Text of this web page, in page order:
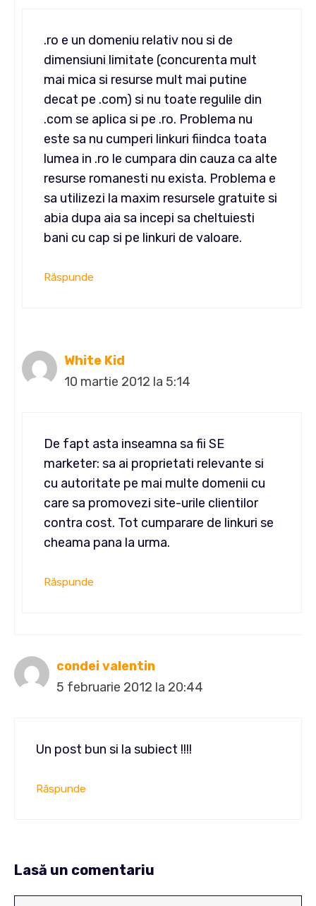
.ro e un domeniu relativ nou si de
dimensiuni limitate (concurenta mult
mai mica si resurse mult mai putine
decat pe .com) si nu toate regulile din
.com se aplica si pe .ro. Problema nu
este sa nu cumperi linkuri fiindca toata
lumea in .ro le cumpara din cauza ca alte
resurse romanesti nu exista. Problema e
sa utilizezi la maxim resursele gratuite si
abia dupa aia sa incepi sa cheltuiesti
bani cu cap si pe linkuri de valoare.
Răspunde
White Kid
10 martie 2012 la 5:14
De fapt asta inseamna sa fii SE
marketer: sa ai proprietati relevante si
cu autoritate pe mai multe domenii cu
care sa promovezi site-urile clientilor
contra cost. Tot cumparare de linkuri se
cheama pana la urma.
Răspunde
condei valentin
5 februarie 2012 la 20:44
Un post bun si la subiect !!!!
Răspunde
Lasă un comentariu